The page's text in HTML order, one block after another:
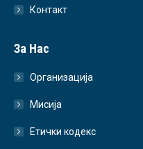
Контакт
За Нас
Организација
Мисија
Етички кодекс